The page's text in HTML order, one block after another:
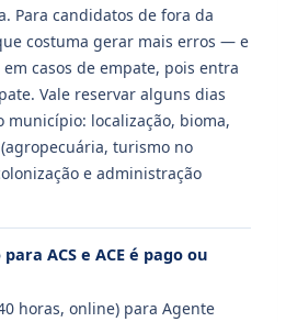
Para candidatos de fora da
costuma gerar mais erros — e
casos de empate, pois entra
Vale reservar alguns dias
localização, bioma,
turismo no
e administração
ACS e ACE é pago ou
horas, online) para Agente